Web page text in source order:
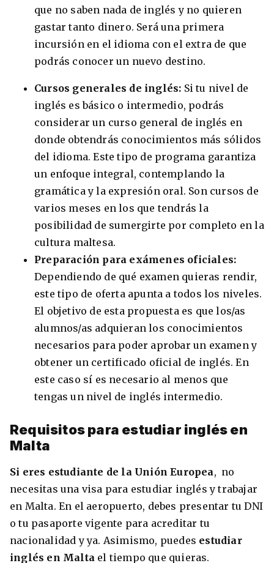
que no saben nada de inglés y no quieren
gastar tanto dinero. Será una primera
incursión en el idioma con el extra de que
podrás conocer un nuevo destino.
Cursos generales de inglés: Si tu nivel de
inglés es básico o intermedio, podrás
considerar un curso general de inglés en
donde obtendrás conocimientos más sólidos
del idioma. Este tipo de programa garantiza
un enfoque integral, contemplando la
gramática y la expresión oral. Son cursos de
varios meses en los que tendrás la
posibilidad de sumergirte por completo en la
cultura maltesa.
Preparación para exámenes oficiales:
Dependiendo de qué examen quieras rendir,
este tipo de oferta apunta a todos los niveles.
El objetivo de esta propuesta es que los/as
alumnos/as adquieran los conocimientos
necesarios para poder aprobar un examen y
obtener un certificado oficial de inglés. En
este caso sí es necesario al menos que
tengas un nivel de inglés intermedio.
Requisitos para estudiar inglés en
Malta
Si eres estudiante de la Unión Europea, no
necesitas una visa para estudiar inglés y trabajar
en Malta. En el aeropuerto, debes presentar tu DNI
o tu pasaporte vigente para acreditar tu
nacionalidad y ya. Asimismo, puedes estudiar
inglés en Malta el tiempo que quieras.